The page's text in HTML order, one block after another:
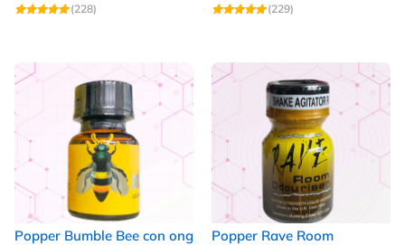
(228)
(229)
Popper Bumble Bee con ong
Popper Rave Room